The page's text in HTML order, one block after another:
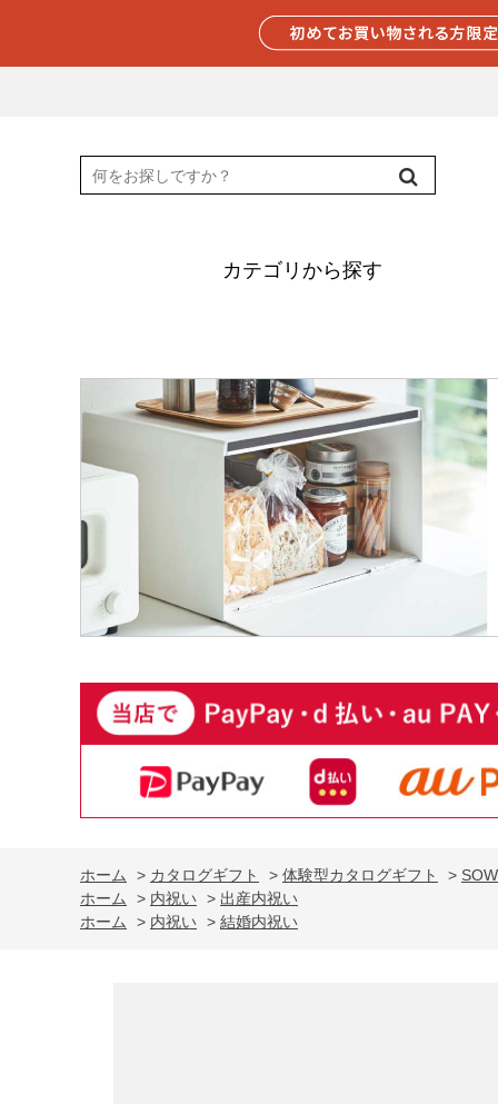
カテゴリから探す
ホーム > カタログギフト > 体験型カタログギフト >
ホーム
> 内祝い > 出産内祝い
ホーム
> 内祝い > 結婚内祝い